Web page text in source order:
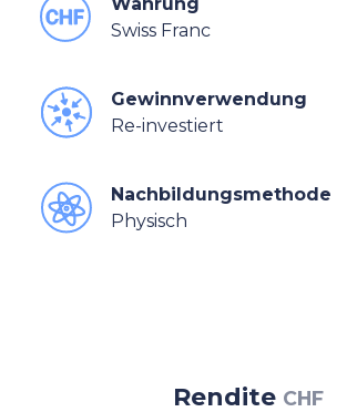
Swiss Franc
Gewinnverwendung
Re-investiert
Nachbildungsmethode
Physisch
Rendite CHF